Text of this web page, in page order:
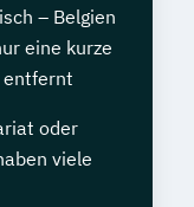
– Belgien
eine kurze
entfernt
oder
viele